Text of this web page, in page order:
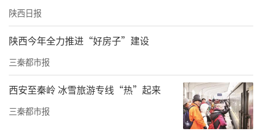
该工作人员确认属实。她说，“他们是因为薪
资待遇问题，在原来驾校时，方方面面待遇都
比较好，现在联合到一块以后，感觉薪资待遇
不如以前，人家就不愿意了。”具体降薪幅度
虽然没算过，但核心是“基础工资+绩效工
资”，“绩效工资按照学员考试的通过人数计
算，根据人头提成，但底薪只有1800元；如
陕西日报
陕西今年全力推进“好房子”建设
三秦都市报
西安至秦岭 冰雪旅游专线“热”起来
三秦都市报